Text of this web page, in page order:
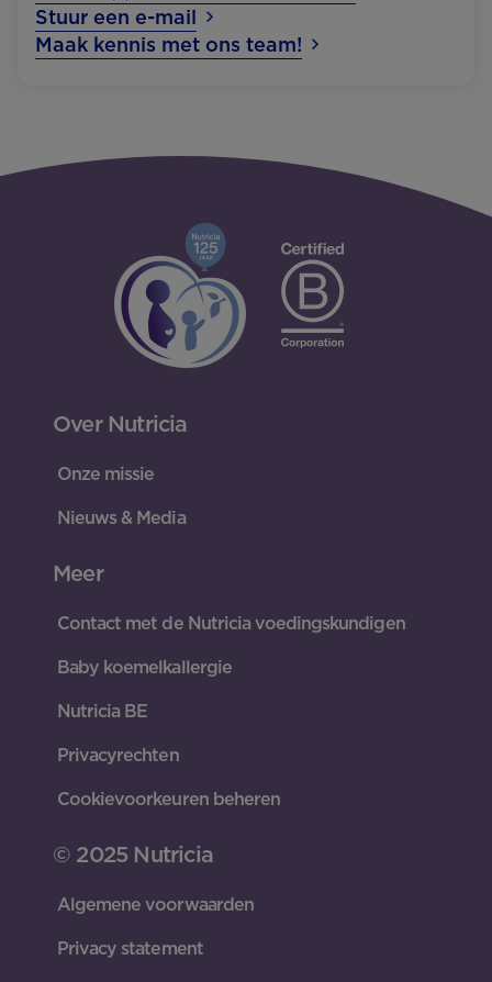
Stuur een e-mail
Maak kennis met ons team!
Over Nutricia
Onze missie
Nieuws & Media
Meer
Contact met de Nutricia voedingskundigen
Baby koemelkallergie
Nutricia BE
Privacyrechten
Cookievoorkeuren beheren
© 2025 Nutricia
Algemene voorwaarden
Privacy statement